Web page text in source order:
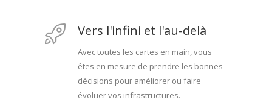
Vers l'infini et l'au-delà
Avec toutes les cartes en main, vous
êtes en mesure de prendre les bonnes
décisions pour améliorer ou faire
évoluer vos infrastructures.